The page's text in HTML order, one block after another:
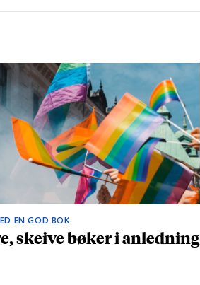
EN GOD BOK
skeive bøker i anledning